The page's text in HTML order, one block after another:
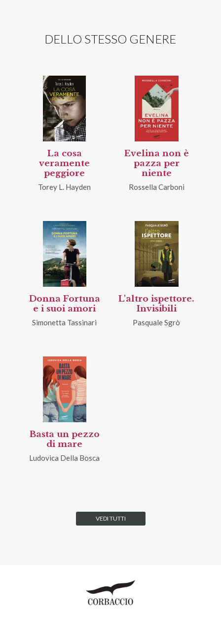
DELLO STESSO GENERE
La cosa
veramente
peggiore
Torey L. Hayden
Evelina non è
pazza per
niente
Rossella Carboni
Donna Fortuna
e i suoi amori
Simonetta Tassinari
L'altro ispettore.
Invisibili
Pasquale Sgrò
Basta un pezzo
di mare
Ludovica Della Bosca
VEDI TUTTI